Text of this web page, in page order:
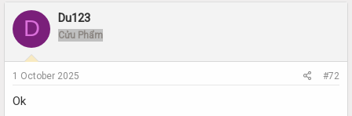
D Du123
Cửu Phẩm
1 October 2025 #72
Ok